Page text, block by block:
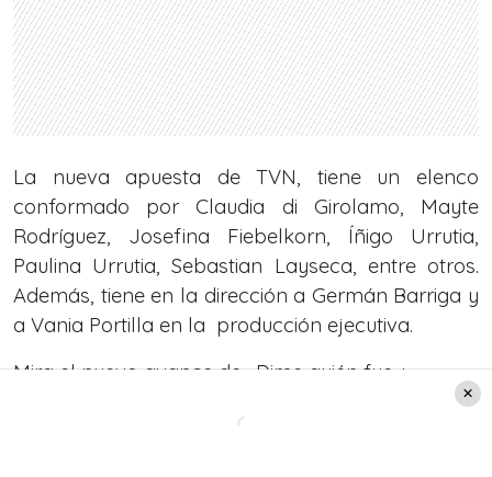
La nueva apuesta de TVN, tiene un elenco
conformado por Claudia di Girolamo, Mayte
Rodríguez, Josefina Fiebelkorn, Íñigo Urrutia,
Paulina Urrutia, Sebastian Layseca, entre otros.
Además, tiene en la dirección a Germán Barriga y
a Vania Portilla en la producción ejecutiva.
Mira el nuevo avance de «Dime quién fue»: